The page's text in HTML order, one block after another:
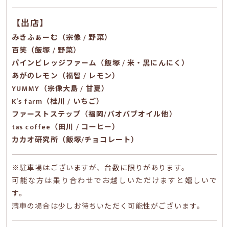
【出店】
みきふぁーむ（宗像 / 野菜）
百笑（飯塚 / 野菜）
パインビレッジファーム（飯塚 / 米・黒にんにく）
あがのレモン（福智 / レモン）
YUMMY（宗像大島 / 甘夏）
K’s farm（桂川 / いちご）
ファーストステップ（福岡/バオバブオイル他）
tas coffee（田川 / コーヒー）
カカオ研究所（飯塚/チョコレート）
※駐車場はございますが、台数に限りがあります。
可能な方は乗り合わせでお越しいただけますと嬉しいで
す。
満車の場合は少しお待ちいただく可能性がございます。